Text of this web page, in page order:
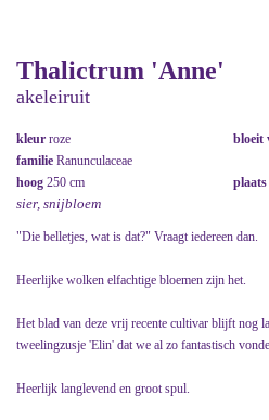
Thalictrum 'Anne'
akeleiruit
kleur roze bloeit
familie Ranunculaceae
hoog 250 cm plaats
sier, snijbloem
"Die belletjes, wat is dat?" Vraagt iedereen dan.
Heerlijke wolken elfachtige bloemen zijn het.
Het blad van deze vrij recente cultivar blijft nog
tweelingzusje 'Elin' dat we al zo fantastisch
Heerlijk langlevend en groot spul.